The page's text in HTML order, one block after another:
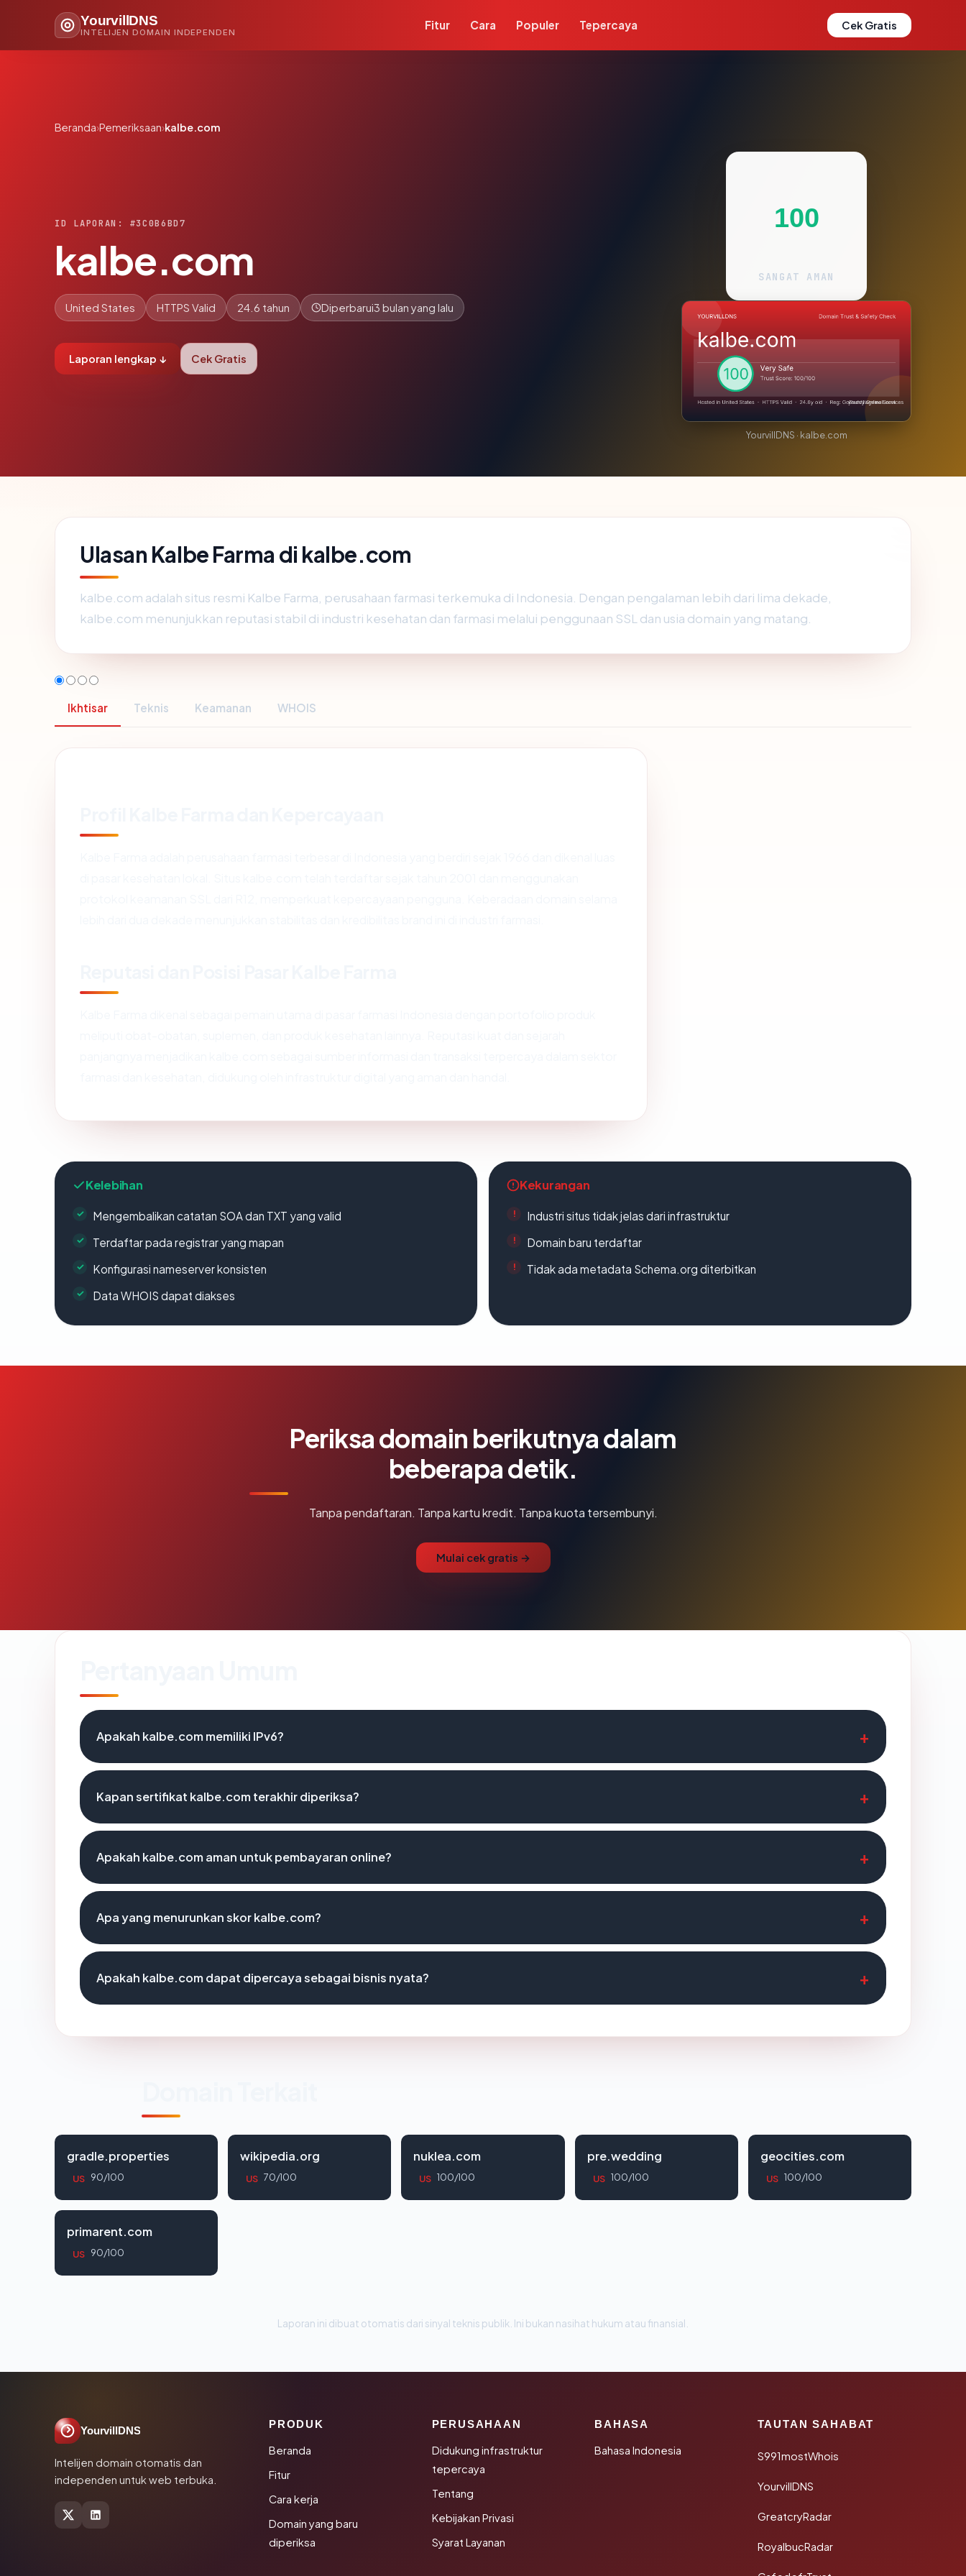
YourvillDNS
INTELIJEN DOMAIN INDEPENDEN
Fitur Cara Populer Tepercaya Cek Gratis
Beranda›Pemeriksaan›kalbe.com
ID LAPORAN: #3C0B6BD7
kalbe.com
United States HTTPS Valid 24.6 tahun Diperbarui3 bulan yang lalu
Laporan lengkap ↓ Cek Gratis
100
SANGAT AMAN
YourvillDNS · kalbe.com
Ulasan Kalbe Farma di kalbe.com
kalbe.com adalah situs resmi Kalbe Farma, perusahaan farmasi terkemuka di Indonesia. Dengan pengalaman lebih dari lima dekade,
kalbe.com menunjukkan reputasi stabil di industri kesehatan dan farmasi melalui penggunaan SSL dan usia domain yang matang.
Ikhtisar Teknis Keamanan WHOIS
Kelebihan
Mengembalikan catatan SOA dan TXT yang valid
Terdaftar pada registrar yang mapan
Konfigurasi nameserver konsisten
Data WHOIS dapat diakses
Kekurangan
Industri situs tidak jelas dari infrastruktur
Domain baru terdaftar
Tidak ada metadata Schema.org diterbitkan
Periksa domain berikutnya dalam
beberapa detik.
Tanpa pendaftaran. Tanpa kartu kredit. Tanpa kuota tersembunyi.
Mulai cek gratis →
Apakah kalbe.com memiliki IPv6?
Kapan sertifikat kalbe.com terakhir diperiksa?
Apakah kalbe.com aman untuk pembayaran online?
Apa yang menurunkan skor kalbe.com?
Apakah kalbe.com dapat dipercaya sebagai bisnis nyata?
gradle.properties
US 90/100
wikipedia.org
US 70/100
nuklea.com
US 100/100
pre.wedding
US 100/100
geocities.com
US 100/100
primarent.com
US 90/100
Laporan ini dibuat otomatis dari sinyal teknis publik. Ini bukan nasihat hukum atau finansial.
YourvillDNS
Intelijen domain otomatis dan
independen untuk web terbuka.
PRODUK
Beranda
Fitur
Cara kerja
Domain yang baru
diperiksa
PERUSAHAAN
Didukung infrastruktur
tepercaya
Tentang
Kebijakan Privasi
Syarat Layanan
BAHASA
Bahasa Indonesia
TAUTAN SAHABAT
S991mostWhois
YourvillDNS
GreatcryRadar
RoyalbucRadar